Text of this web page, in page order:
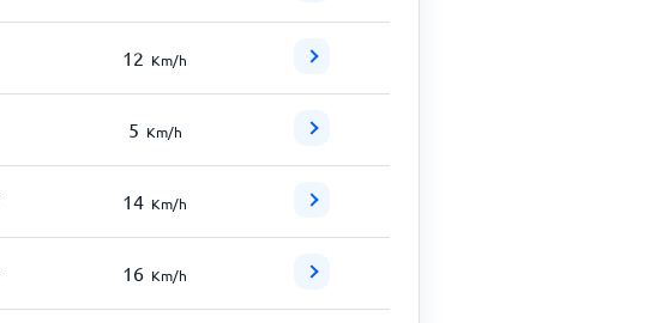
12 Km/h
5 Km/h
14 Km/h
16 Km/h